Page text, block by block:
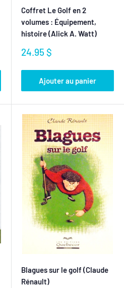
Coffret Le Golf en 2
volumes : Équipement,
histoire (Alick A. Watt)
Prix
24.95 $
Ajouter au panier
Blagues sur le golf (Claude
Rénault)